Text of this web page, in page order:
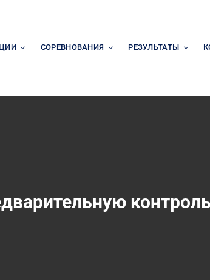
СОРЕВНОВАНИЯ РЕЗУЛЬТАТЫ